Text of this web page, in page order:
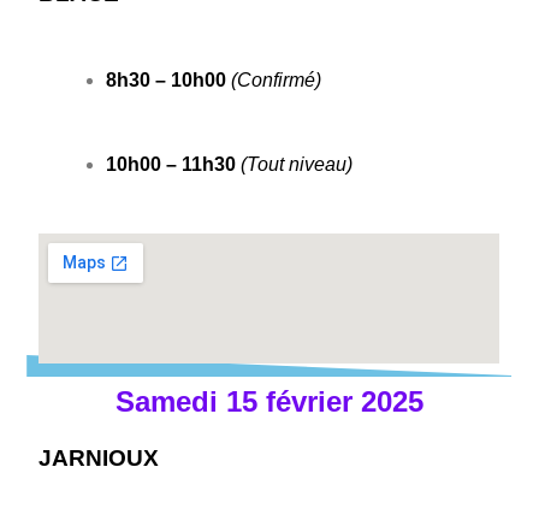
8h30 – 10h00(Confirmé)
10h00 – 11h30(Tout niveau)
Samedi 15 février 2025
JARNIOUX